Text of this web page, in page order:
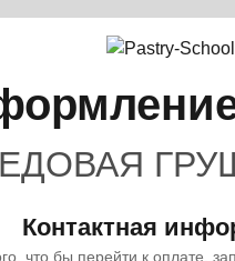
Контактная
что бы перейти к оплате,